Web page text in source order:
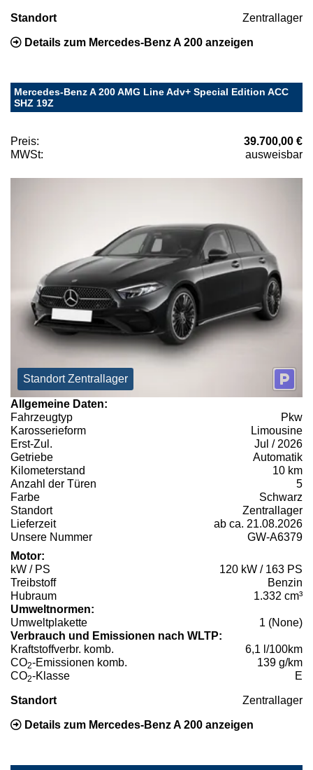
Standort Zentrallager
Details zum Mercedes-Benz A 200 anzeigen
Mercedes-Benz A 200 AMG Line Adv+ Special Edition ACC
SHZ 19Z
Preis:
39.700,00 €
MWSt:
ausweisbar
Standort Zentrallager
Allgemeine Daten:
Fahrzeugtyp
Pkw
Karosserieform
Limousine
Erst-Zul.
Jul / 2026
Getriebe
Automatik
Kilometerstand
10 km
Anzahl der Türen
5
Farbe
Schwarz
Standort
Zentrallager
Lieferzeit
ab ca. 21.08.2026
Unsere Nummer
GW-A6379
Motor:
kW / PS
120 kW / 163 PS
Treibstoff
Benzin
Hubraum
1.332 cm³
Umweltnormen:
Umweltplakette
1 (None)
Verbrauch und Emissionen nach WLTP:
Kraftstoffverbr. komb.
6,1 l/100km
CO2-Emissionen komb.
139 g/km
CO2-Klasse E
Standort Zentrallager
Details zum Mercedes-Benz A 200 anzeigen